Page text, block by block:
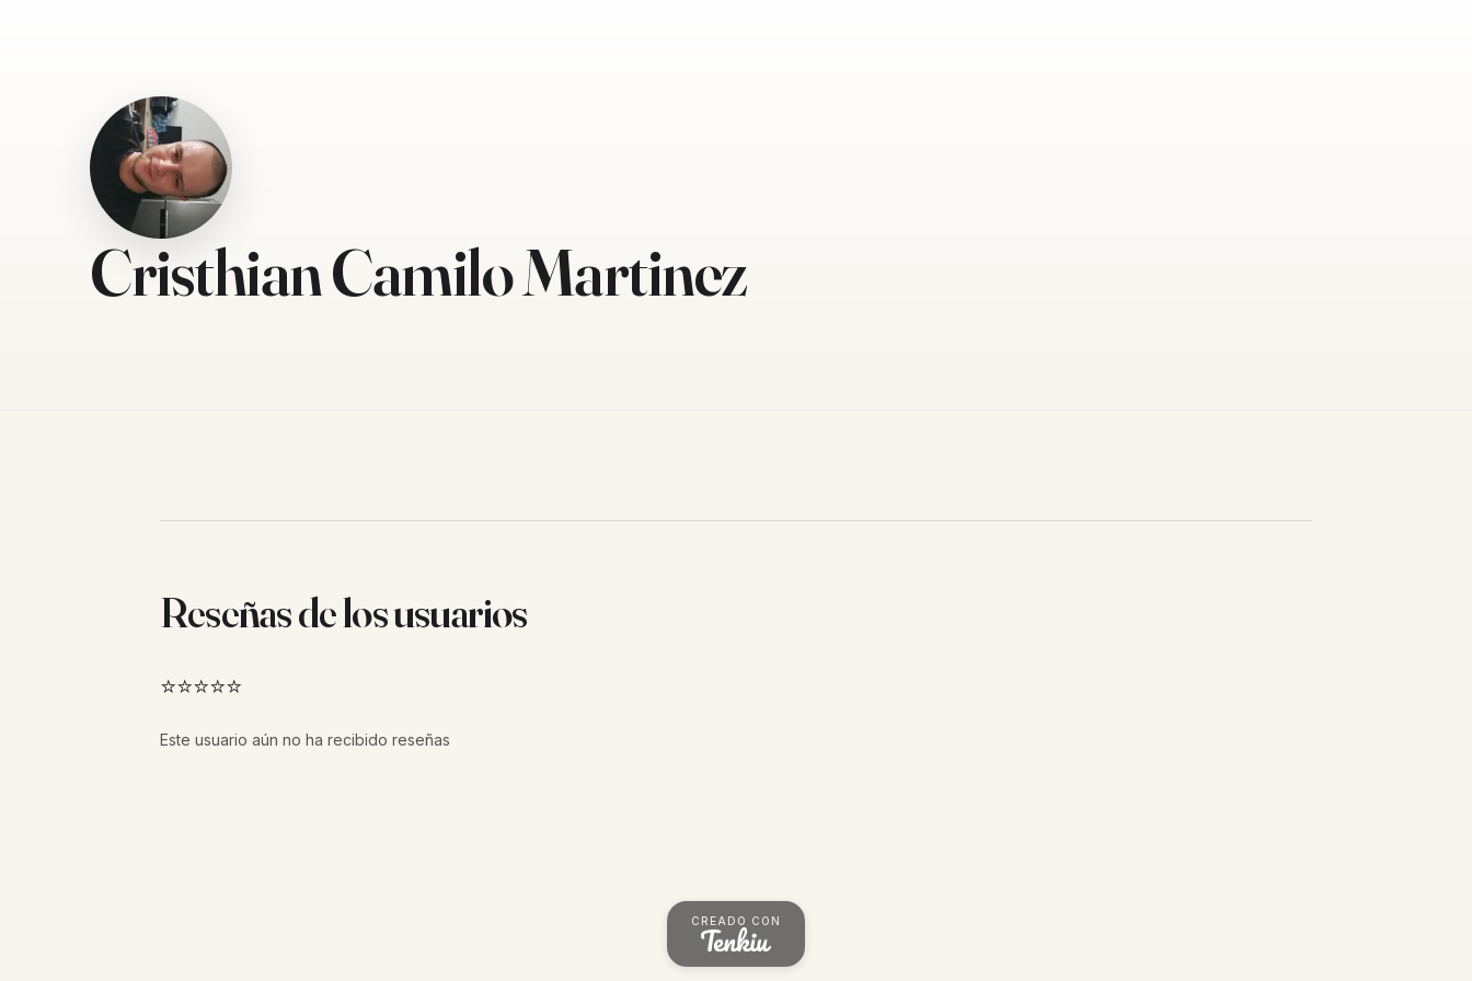
Cristhian Camilo Martinez
Reseñas de los usuarios
⭐⭐⭐⭐⭐
Este usuario aún no ha recibido reseñas
CREADO CON